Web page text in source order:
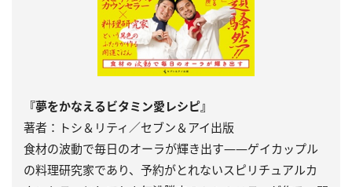
『夢をかなえるビタミン愛レシピ』
著者：トシ＆リティ／セブン＆アイ出版
食材の波動で毎日のオーラが輝き出す――ゲイカップル
の料理研究家であり、予約がとれないスピリチュアルカ